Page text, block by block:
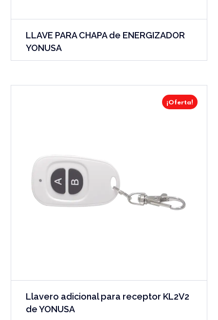
LLAVE PARA CHAPA de ENERGIZADOR
YONUSA
¡Oferta!
Llavero adicional para receptor KL2V2
de YONUSA